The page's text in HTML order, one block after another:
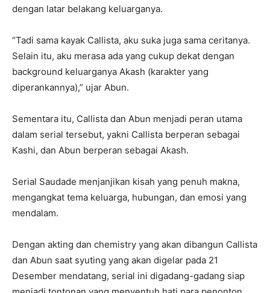
dengan latar belakang keluarganya.
“Tadi sama kayak Callista, aku suka juga sama ceritanya.
Selain itu, aku merasa ada yang cukup dekat dengan
background keluarganya Akash (karakter yang
diperankannya),” ujar Abun.
Sementara itu, Callista dan Abun menjadi peran utama
dalam serial tersebut, yakni Callista berperan sebagai
Kashi, dan Abun berperan sebagai Akash.
Serial Saudade menjanjikan kisah yang penuh makna,
mengangkat tema keluarga, hubungan, dan emosi yang
mendalam.
Dengan akting dan chemistry yang akan dibangun Callista
dan Abun saat syuting yang akan digelar pada 21
Desember mendatang, serial ini digadang-gadang siap